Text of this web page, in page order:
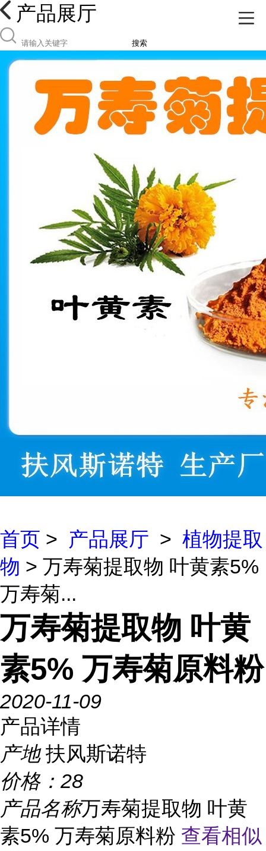
产品展厅
搜索
首页 > 产品展厅 > 植物提取
物 > 万寿菊提取物 叶黄素5%
万寿菊...
万寿菊提取物 叶黄
素5% 万寿菊原料粉
2020-11-09
产品详情
产地 扶风斯诺特
价格： 28
产品名称万寿菊提取物 叶黄
素5% 万寿菊原料粉 查看相似